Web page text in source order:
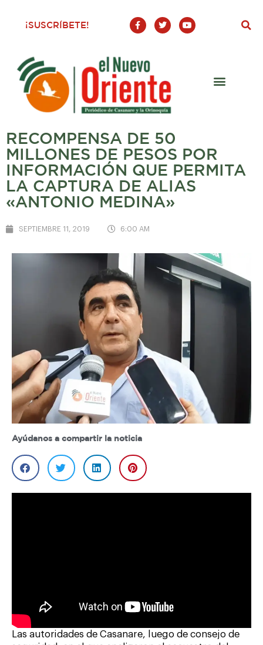
¡SUSCRÍBETE!
F
a
c
o
o
-
T
w
i
Y
o
u
RECOMPENSA DE 50
MILLONES DE PESOS POR
INFORMACIÓN QUE PERMITA
LA CAPTURA DE ALIAS
«ANTONIO MEDINA»
SEPTIEMBRE 11, 2019 6:00 AM
Ayúdanos a compartir la noticia
Las autoridades de Casanare, luego de consejo de